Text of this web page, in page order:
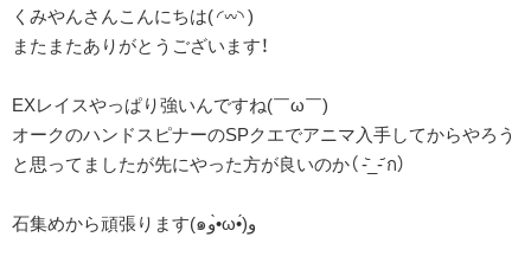
くみやんさんこんにちは( ◜𖥦◝ )
またまたありがとうございます！
EXレイスやっぱり強いんですね(￣ω￣)
オークのハンドスピナーのSPクエでアニマ入手してからやろう
と思ってましたが先にやった方が良いのか（ -᷅_-᷄ ก）
石集めから頑張ります(๑و•̀ω•́)و